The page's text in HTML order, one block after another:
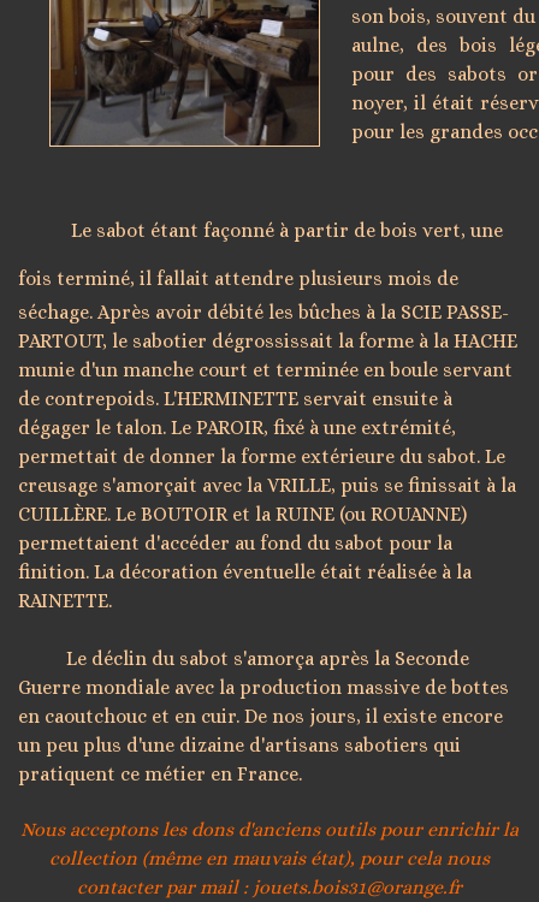
son bois, souvent
aulne, des bois
pour des sabots
noyer, il était
pour les grandes
Le sabot étant façonné à partir de bois vert, une
fois terminé, il fallait attendre plusieurs mois de
séchage. Après avoir débité les bûches à la SCIE PASSE-
PARTOUT, le sabotier dégrossissait la forme à la HACHE
munie d'un manche court et terminée en boule servant
de contrepoids. L'HERMINETTE servait ensuite à
dégager le talon. Le PAROIR, fixé à une extrémité,
permettait de donner la forme extérieure du sabot. Le
creusage s'amorçait avec la VRILLE, puis se finissait à la
CUILLÈRE. Le BOUTOIR et la RUINE (ou ROUANNE)
permettaient d'accéder au fond du sabot pour la
finition. La décoration éventuelle était réalisée à la
RAINETTE.
Le déclin du sabot s'amorça après la Seconde
Guerre mondiale avec la production massive de bottes
en caoutchouc et en cuir. De nos jours, il existe encore
un peu plus d'une dizaine d'artisans sabotiers qui
pratiquent ce métier en France.
Nous acceptons les dons d'anciens outils pour enrichir la
collection (même en mauvais état), pour cela nous
contacter par mail : jouets.bois31@orange.fr